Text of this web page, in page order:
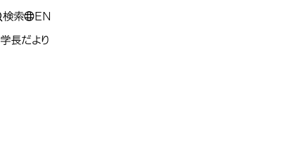
検索 EN
学長だより